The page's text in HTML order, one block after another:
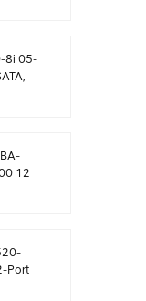
8i 05-
12
Port